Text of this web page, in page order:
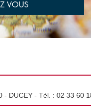
VOUS
- DUCEY - Tél. : 02 33 60